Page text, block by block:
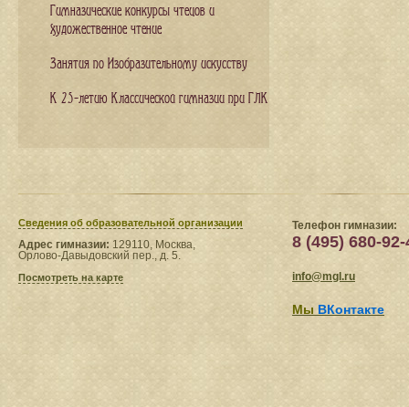
Гимназические конкурсы чтецов и
художественное чтение
Занятия по Изобразительному искусству
К 25-летию Классической гимназии при ГЛК
Сведения​ об образовательной организации
Адрес гимназии: 129110, Москва,
Орлово-Давыдовский пер., д. 5.
Посмотреть на карте
Телефон гимназии:
8 (495) 680-92-
info@mgl.ru
Мы ВКонтакте